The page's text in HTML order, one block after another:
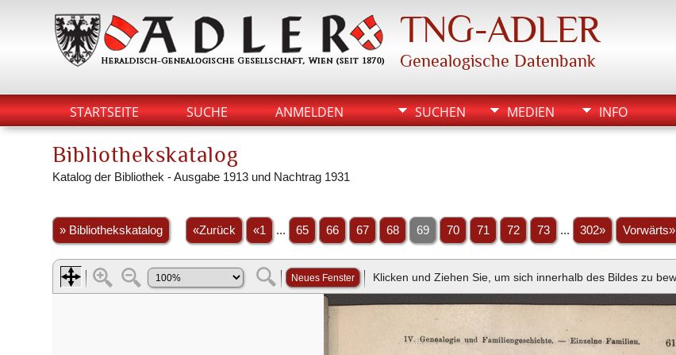
TNG-ADLER
Genealogische Datenbank
STARTSEITE SUCHE ANMELDEN SUCHEN MEDIEN INFO
Bibliothekskatalog
Katalog der Bibliothek - Ausgabe 1913 und Nachtrag 1931
» Bibliothekskatalog «Zurück «1 ... 65 66 67 68 69 70 71 72 73 ... 302» Vorwärts»